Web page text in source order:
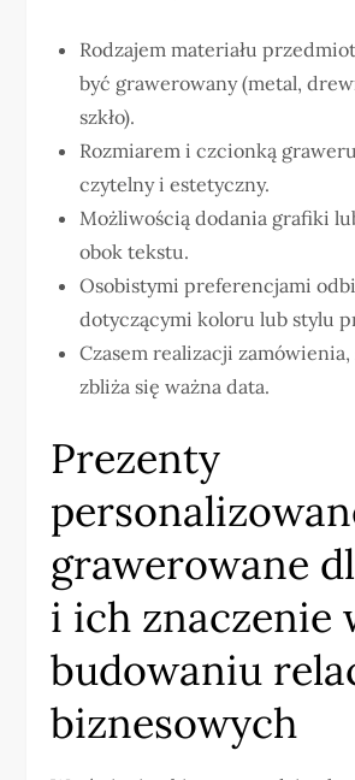
Rodzajem materiału
być grawerowany (metal,
szkło).
Rozmiarem i czcionką
czytelny i estetyczny.
Możliwością dodania grafiki
obok tekstu.
Osobistymi preferencjami
dotyczącymi koloru lub stylu
Czasem realizacji zamówienia,
zbliża się ważna data.
Prezenty
grawerowane
i ich znaczenie
budowaniu
biznesowych